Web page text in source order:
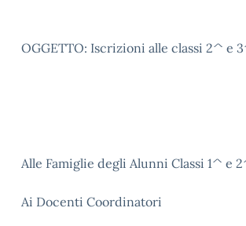
OGGETTO: Iscrizioni alle classi 2^ e
Alle Famiglie degli Alunni Classi 1^ e
Ai Docenti Coordinatori